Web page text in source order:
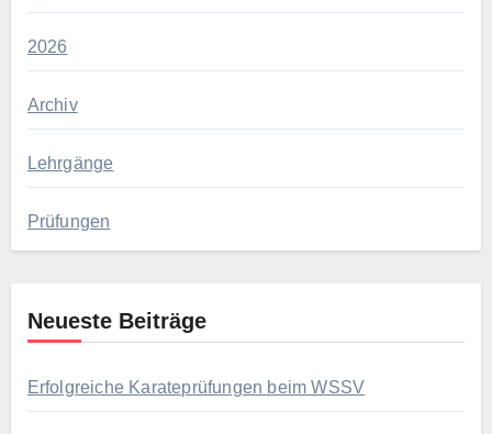
2026
Archiv
Lehrgänge
Prüfungen
Neueste Beiträge
Erfolgreiche Karateprüfungen beim WSSV